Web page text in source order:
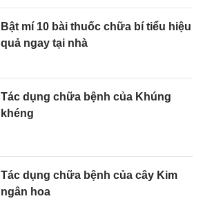
Bật mí 10 bài thuốc chữa bí tiểu hiệu
quả ngay tại nhà
Tác dụng chữa bệnh của Khúng
khéng
Tác dụng chữa bệnh của cây Kim
ngân hoa